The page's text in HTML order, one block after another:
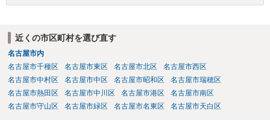
売（11月）からクレーム（翌年1月中旬）までの間に２ヶ月程度の期間
い状態であり、果たしてお客様側で貴社の過失や商品の品質の契約不
適合を立証できたのか疑義があるように思います。 貴社は、製造及
び通販等での販売をなされているようであり、購入するお客様（消費
者）の層•範囲も県内に留まらない全国規模の可能性もあるのではない
かとご推察致します。 今後、同様•類似のケースやさらなるハードケ
ースが生じる可能性に備え、①法務体制の整備•拡充（顧問弁護士の導
近くの市区町村を選び直す
名古屋市内
名古屋市千種区
名古屋市東区 名古屋市北区
名古屋市西区
名古屋市中村区
名古屋市中区 名古屋市昭和区
名古屋市瑞穂区
名古屋市熱田区
名古屋市中川区 名古屋市港区
名古屋市南区
名古屋市守山区
名古屋市緑区 名古屋市名東区 名古屋市天白区